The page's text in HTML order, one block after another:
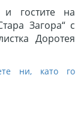
и гостите на
Загора“ с
Доротея
ни, като го